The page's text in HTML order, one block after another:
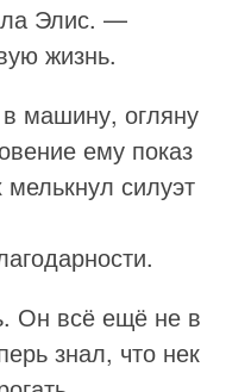
Элис. —
жизнь.
машину, огляну
ему показ
силуэт
Он всё ещё не в
знал, что нек